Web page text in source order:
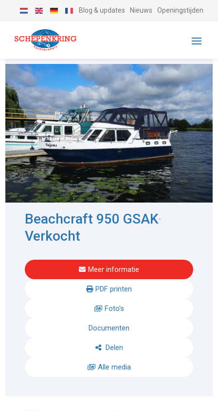
Blog & updates Nieuws Openingstijden
Beachcraft 950 GSAK-
Verkocht
Meer informatie
PDF printen
Foto's
Documenten
Delen
Alle media